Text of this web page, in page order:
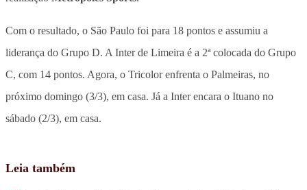
Com o resultado, o São Paulo foi para 18 pontos e assumiu a
liderança do Grupo D. A Inter de Limeira é a 2ª colocada do Grupo
C, com 14 pontos. Agora, o Tricolor enfrenta o Palmeiras, no
próximo domingo (3/3), em casa. Já a Inter encara o Ituano no
sábado (2/3), em casa.
Leia também